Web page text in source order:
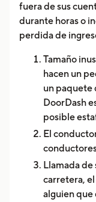
fuera de sus
durante horas o
perdida de
Tamaño
hacen un
un paquete
DoorDash
posible
El
Llamada de
carretera,
alguien que